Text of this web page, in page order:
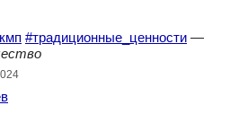
#традиционные_ценности —